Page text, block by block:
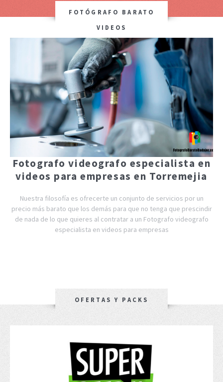
FOTÓGRAFO BARATO
VIDEOS
Fotografo videografo especialista en
videos para empresas en Torremejia
Nuestra filosofía es ofrecerte un conjunto de servicios por un
precio más barato que los demás para que no tenga que prescindir
de nada de lo que quieres al contratar a un Fotografo videografo
especialista en videos para empresas
OFERTAS Y PACKS